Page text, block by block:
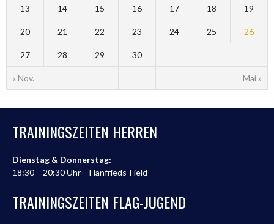
« Nov. Mai »
13 14 15 16 17 18 19
20 21 22 23 24 25 26
27 28 29 30
TRAININGSZEITEN HERREN
Dienstag & Donnerstag:
18:30 – 20:30 Uhr – Hanfrieds-Field
TRAININGSZEITEN FLAG-JUGEND